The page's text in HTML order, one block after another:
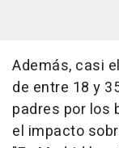
Además, casi
de entre 18 y
padres por los
el impacto